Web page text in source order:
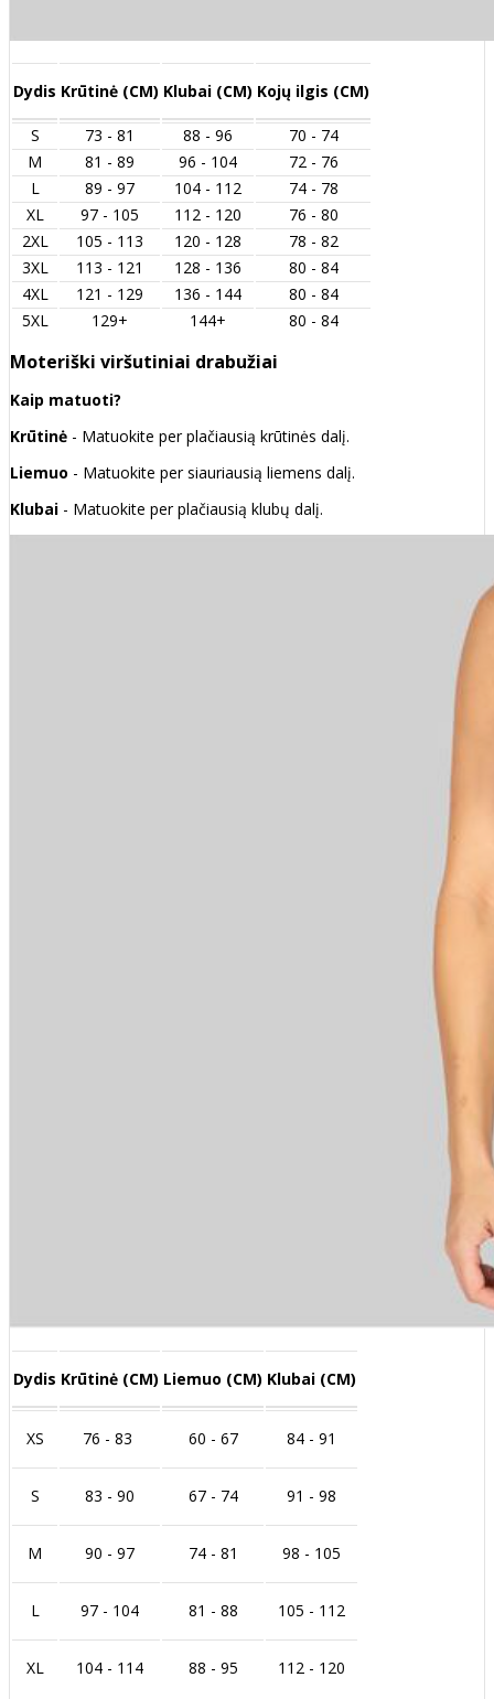
Dydis Krūtinė (CM) Klubai (CM) Kojų ilgis (CM)
S 73 - 81 88 - 96
70 - 74
M
81 - 89 96 - 104
72 - 76
L
89 - 97 104 - 112
74 - 78
XL
97 - 105 112 - 120
76 - 80
2XL
105 - 113 120 - 128
78 - 82
3XL
113 - 121 128 - 136
80 - 84
4XL
121 - 129 136 - 144
80 - 84
5XL
129+ 144+ 80 - 84
Moteriški viršutiniai drabužiai
Kaip matuoti?
Krūtinė - Matuokite per plačiausią krūtinės dalį.
Liemuo - Matuokite per siauriausią liemens dalį.
Klubai - Matuokite per plačiausią klubų dalį.
Dydis Krūtinė (CM) Liemuo (CM) Klubai (CM)
XS 76 - 83 60 - 67 84 - 91
S 83 - 90 67 - 74 91 - 98
M 90 - 97 74 - 81 98 - 105
L 97 - 104 81 - 88 105 - 112
XL 104 - 114 88 - 95 112 - 120